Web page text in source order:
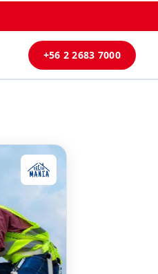
+56 2 2683 7000